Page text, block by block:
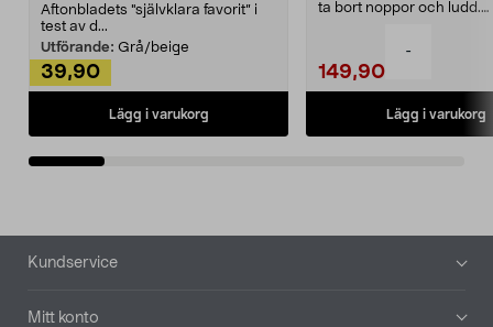
-
Aftonbladets "självklara favorit” i
test av d...
Utförande: Grå/beige
39,90
Lägg i varukorg
ta bort noppor och ludd.
149,90
Lägg i varukorg
Sidfot
Kundservice
Mitt konto